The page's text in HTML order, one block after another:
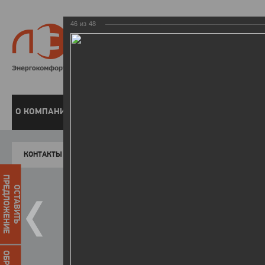
8 800
О КОМПАНИИ
КОНТАКТЫ
ОСТАВИТЬ
ПРЕДЛОЖЕНИЕ
46 из 48